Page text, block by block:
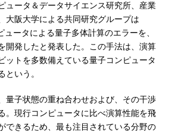
ータ＆データサイエンス研究所、産業
大阪大学による共同研究グループは
ータによる量子多体計算のエラーを、
開発したと発表した。この手法は、演算
ットを多数備えている量子コンピュータ
という。
量子状態の重ね合わせおよび、その干渉
。現行コンピュータに比べ演算性能を飛
できるため、最も注目されている分野の